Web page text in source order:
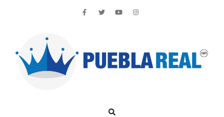
Noticias de actualidad de Puebla, México y el mundo